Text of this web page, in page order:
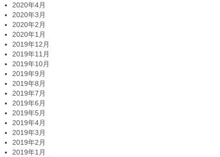
2020年4月
2020年3月
2020年2月
2020年1月
2019年12月
2019年11月
2019年10月
2019年9月
2019年8月
2019年7月
2019年6月
2019年5月
2019年4月
2019年3月
2019年2月
2019年1月